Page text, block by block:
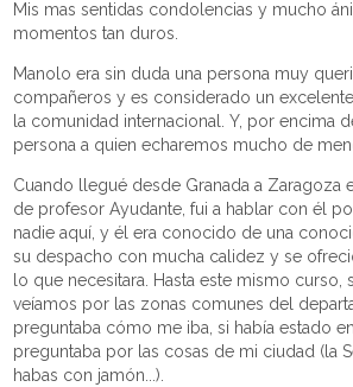
Mis mas sentidas condolencias y mucho
momentos tan duros.
Manolo era sin duda una persona muy
compañeros y es considerado un
la comunidad internacional. Y, por encima
persona a quien echaremos mucho de
Cuando llegué desde Granada a Zaragoza
de profesor Ayudante, fui a hablar con él
nadie aquí, y él era conocido de una
su despacho con mucha calidez y se
lo que necesitara. Hasta este mismo curso,
veíamos por las zonas comunes del
preguntaba cómo me iba, si había estado
preguntaba por las cosas de mi ciudad (la
habas con jamón...).